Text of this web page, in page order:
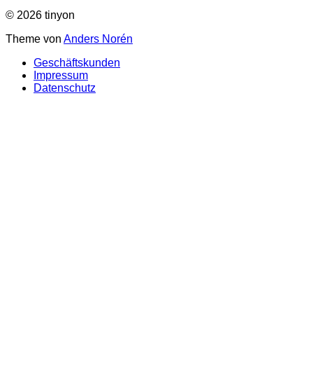
© 2026 tinyon
Theme von Anders Norén
Geschäftskunden
Impressum
Datenschutz